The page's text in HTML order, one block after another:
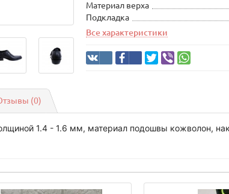
Материал верха
Подкладка
Все характеристики
(0)
1.4 - 1.6 мм, материал подошвы кожволон,